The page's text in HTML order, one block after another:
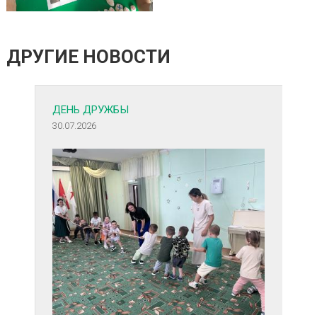
ДРУГИЕ НОВОСТИ
ДЕНЬ ДРУЖБЫ
30.07.2026